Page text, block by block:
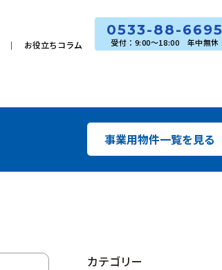
お役立ちコラム
0533-88-6695
事業用物件一覧を見る
カテゴリー